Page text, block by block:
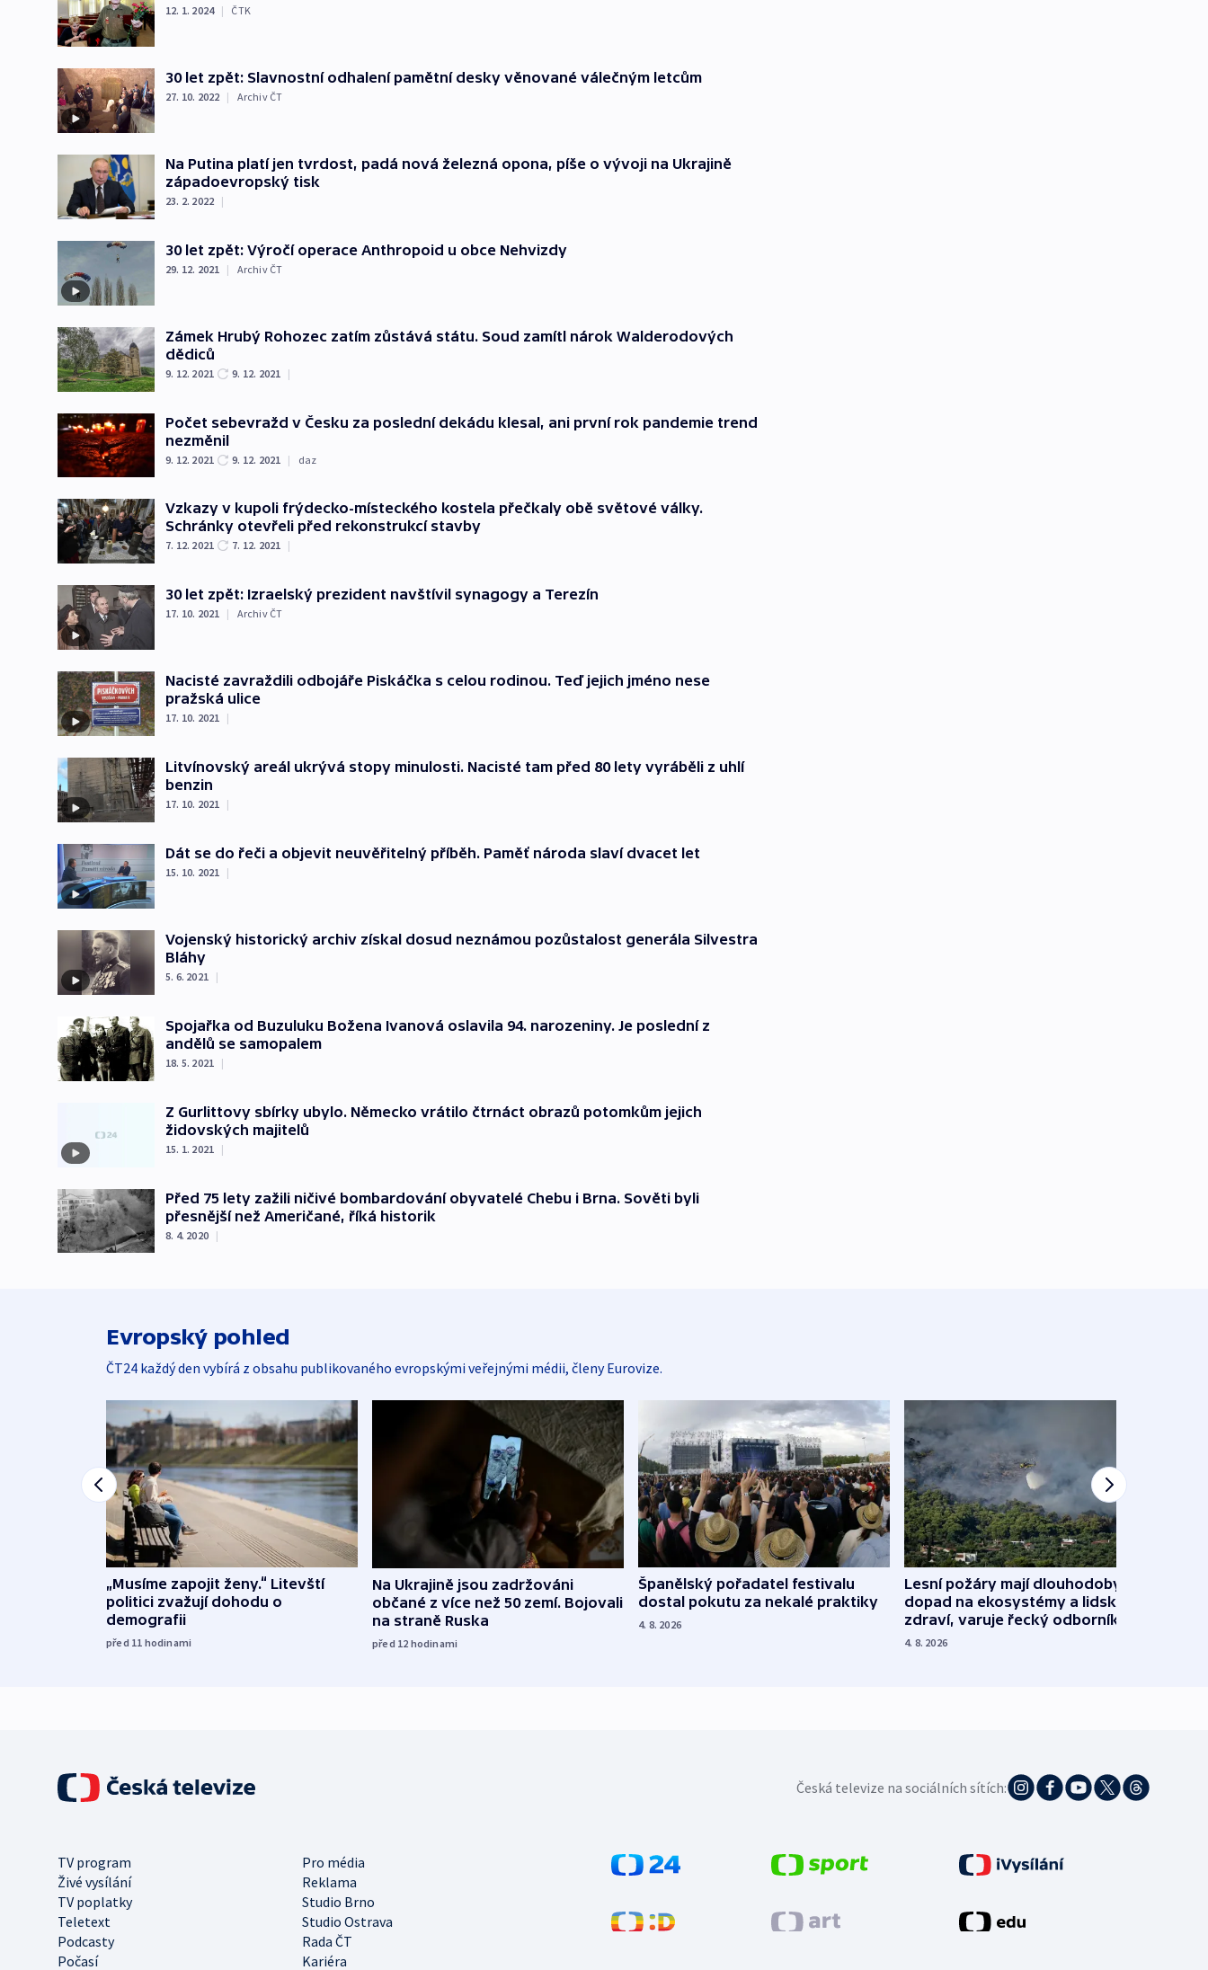
12. 1. 2024 | ČTK
30 let zpět: Slavnostní odhalení pamětní desky věnované válečným letcům
27. 10. 2022 | Archiv ČT
Na Putina platí jen tvrdost, padá nová železná opona, píše o vývoji na Ukrajině
západoevropský tisk
23. 2. 2022 |
30 let zpět: Výročí operace Anthropoid u obce Nehvizdy
29. 12. 2021 | Archiv ČT
Zámek Hrubý Rohozec zatím zůstává státu. Soud zamítl nárok Walderodových
dědiců
9. 12. 2021 9. 12. 2021 |
Počet sebevražd v Česku za poslední dekádu klesal, ani první rok pandemie trend
nezměnil
9. 12. 2021 9. 12. 2021 | daz
Vzkazy v kupoli frýdecko-místeckého kostela přečkaly obě světové války.
Schránky otevřeli před rekonstrukcí stavby
7. 12. 2021 7. 12. 2021 |
30 let zpět: Izraelský prezident navštívil synagogy a Terezín
17. 10. 2021 | Archiv ČT
Nacisté zavraždili odbojáře Piskáčka s celou rodinou. Teď jejich jméno nese
pražská ulice
17. 10. 2021 |
Litvínovský areál ukrývá stopy minulosti. Nacisté tam před 80 lety vyráběli z uhlí
benzin
17. 10. 2021 |
Dát se do řeči a objevit neuvěřitelný příběh. Paměť národa slaví dvacet let
15. 10. 2021 |
Vojenský historický archiv získal dosud neznámou pozůstalost generála Silvestra
Bláhy
5. 6. 2021 |
Spojařka od Buzuluku Božena Ivanová oslavila 94. narozeniny. Je poslední z
andělů se samopalem
18. 5. 2021 |
Z Gurlittovy sbírky ubylo. Německo vrátilo čtrnáct obrazů potomkům jejich
židovských majitelů
15. 1. 2021 |
Před 75 lety zažili ničivé bombardování obyvatelé Chebu i Brna. Sověti byli
přesnější než Američané, říká historik
8. 4. 2020 |
Evropský pohled
ČT24 každý den vybírá z obsahu publikovaného evropskými veřejnými médii, členy Eurovize.
„Musíme zapojit ženy.“ Litevští
politici zvažují dohodu o
demografii
před 11 hodinami
Na Ukrajině jsou zadržováni
občané z více než 50 zemí. Bojovali
na straně Ruska
před 12 hodinami
Španělský pořadatel festivalu
dostal pokutu za nekalé praktiky
4. 8. 2026
Lesní požáry mají dlouhodobý
dopad na ekosystémy a lidské
zdraví, varuje řecký odborník
4. 8. 2026
Česká televize na sociálních sítích:
TV program
Pro média
Živé vysílání
Reklama
TV poplatky
Studio Brno
Teletext
Studio Ostrava
Podcasty
Rada ČT
Počasí
Kariéra